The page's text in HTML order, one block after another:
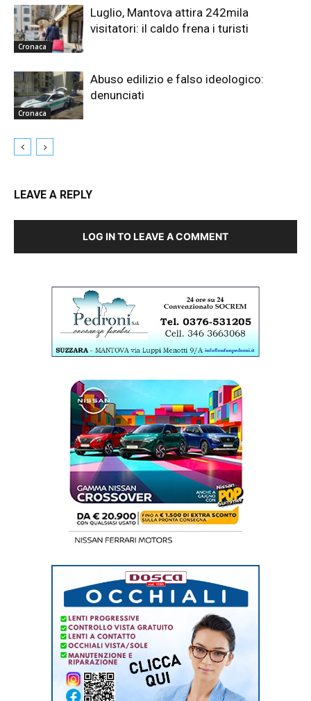
Cronaca
Luglio, Mantova attira 242mila
visitatori: il caldo frena i turisti
Cronaca
Abuso edilizio e falso ideologico:
denunciati
LEAVE A REPLY
LOG IN TO LEAVE A COMMENT